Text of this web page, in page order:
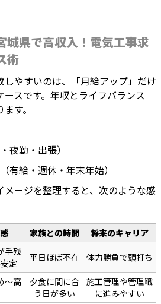
城県で高収入！電気工事求
術
やすいのは、「月給アップ」だけ
スです。年収とライフバランス
す。
夜勤・出張）
有給・週休・年末年始）
メージを整理すると、次のような感
家族との時間
将来のキャリア
手残
定
平日ほぼ不在 体力勝負で頭打ち
〜高
夕食に間に合
う日が多い
施工管理や管理職
に進みやすい